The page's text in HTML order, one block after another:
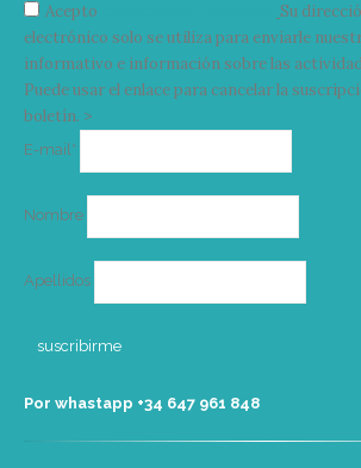
Acepto
Su
electrónico solo se utiliza para enviarle
informativo e información sobre las
Puede usar el enlace para cancelar la
boletín. >
E-mail*
Nombre
Apellidos
Por whastapp +34 ‭647 961 848‬